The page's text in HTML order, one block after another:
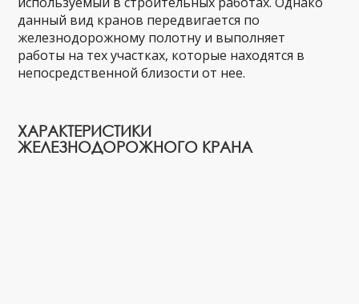
данный вид кранов передвигается по
железнодорожному полотну и выполняет
работы на тех участках, которые находятся в
непосредственной близости от нее.
ХАРАКТЕРИСТИКИ
ЖЕЛЕЗНОДОРОЖНОГО КРАНА